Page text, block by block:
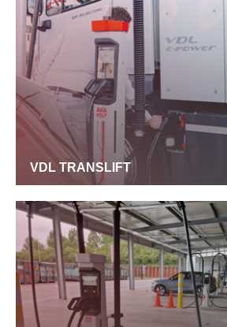
VDL TRANSLIFT